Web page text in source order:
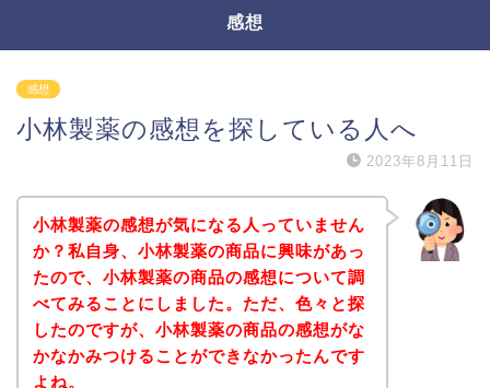
感想
感想
小林製薬の感想を探している人へ
2023年8月11日
小林製薬の感想が気になる人っていません
か？私自身、小林製薬の商品に興味があっ
たので、小林製薬の商品の感想について調
べてみることにしました。ただ、色々と探
したのですが、小林製薬の商品の感想がな
かなかみつけることができなかったんです
よね。